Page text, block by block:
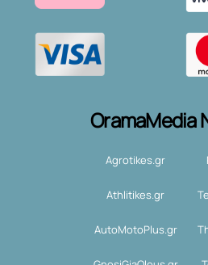
OramaMedia
Agrotikes.gr
Athlitikes.gr
AutoMotoPlus.gr